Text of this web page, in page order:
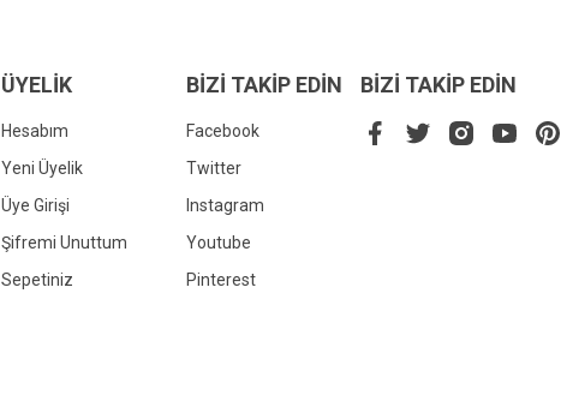
ÜYELİK
Hesabım
Yeni Üyelik
Üye Girişi
Şifremi Unuttum
Sepetiniz
BİZİ TAKİP EDİN
Facebook
Twitter
Instagram
Youtube
Pinterest
BİZİ TAKİP EDİN